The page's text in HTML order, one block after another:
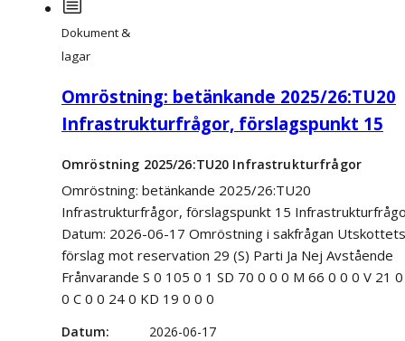
Dokument &
lagar
Omröstning: betänkande 2025/26:TU20
Infrastrukturfrågor, förslagspunkt 15
Omröstning 2025/26:TU20 Infrastrukturfrågor
Omröstning: betänkande 2025/26:TU20
Infrastrukturfrågor, förslagspunkt 15
Datum: 2026-06-17 Omröstning i sakfrågan Utskottets
förslag mot reservation 29 (S) Parti Ja Nej Avstående
Frånvarande S 0 105 0 1 SD 70 0 0 0 M 66 0 0 0 V 21
0 C 0 0 24 0 KD 19 0 0 0
Datum 2026-06-17